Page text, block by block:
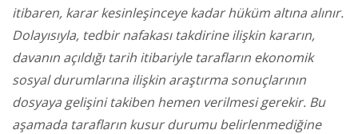
itibaren, karar kesinleşinceye kadar hüküm altına alınır.
Dolayısıyla, tedbir nafakası takdirine ilişkin kararın,
davanın açıldığı tarih itibariyle tarafların ekonomik
sosyal durumlarına ilişkin araştırma sonuçlarının
dosyaya gelişini takiben hemen verilmesi gerekir. Bu
aşamada tarafların kusur durumu belirlenmediğine